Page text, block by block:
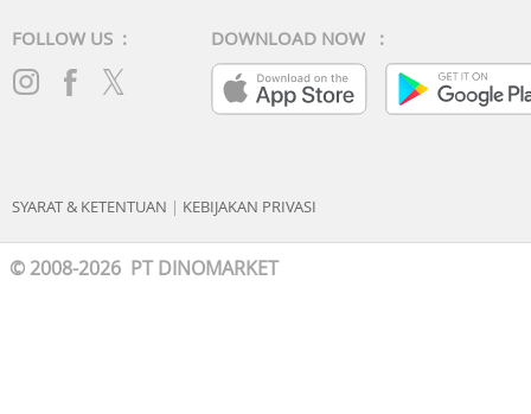
FOLLOW US : DOWNLOAD NOW :
SYARAT & KETENTUAN | KEBIJAKAN PRIVASI
© 2008-2026 PT DINOMARKET